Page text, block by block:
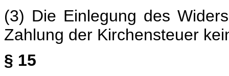
(3) Die Einlegung des
Zahlung der Kirchensteuer
§ 15